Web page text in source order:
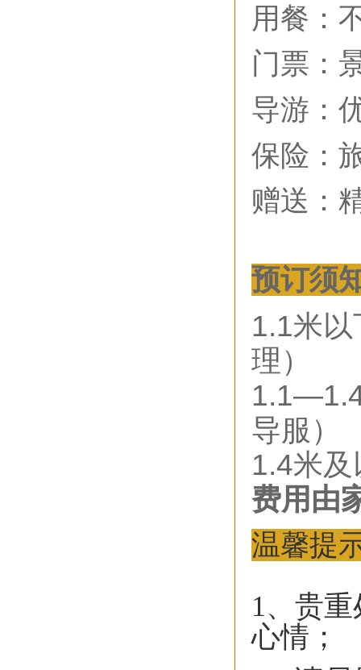
用餐：
门票：
导游：
保险：
赠送：
预订须
1.1米
理）
导服）
1.4米
费用由
温馨提
1、贵
心情；